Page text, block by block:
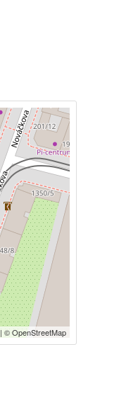
| © OpenStreetMap